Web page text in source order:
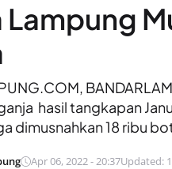
hasil tangkapan
dimusnahkan 18 ribu
Apr 06, 2022 - 20:37Updated: